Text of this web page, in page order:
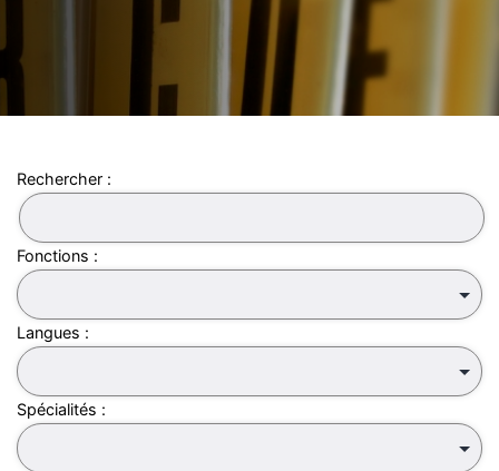
Rechercher :
Fonctions :
Langues :
Spécialités :